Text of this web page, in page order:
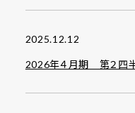
2025.12.12
2026年４月期 第２四